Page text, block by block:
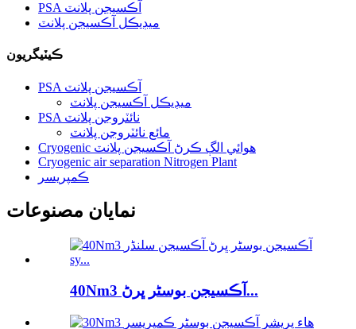
PSA آڪسيجن پلانٽ
ميڊيڪل آڪسيجن پلانٽ
ڪيٽيگريون
PSA آڪسيجن پلانٽ
ميڊيڪل آڪسيجن پلانٽ
PSA نائٽروجن پلانٽ
مائع نائٽروجن پلانٽ
Cryogenic هوائي الڳ ڪرڻ آڪسيجن پلانٽ
Cryogenic air separation Nitrogen Plant
ڪمپريسر
نمايان مصنوعات
40Nm3 آڪسيجن بوسٹر ڀرڻ...